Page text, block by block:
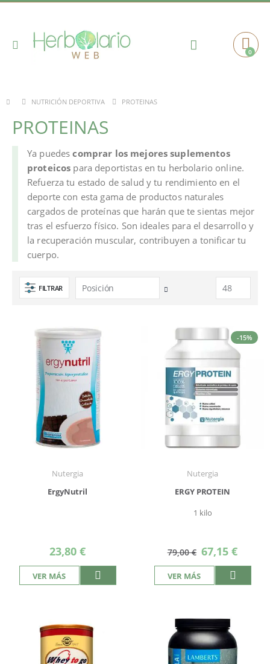
Toggle
Cart0
NUTRICIÓN DEPORTIVA PROTEINAS
PROTEINAS
Ya puedescomprar los mejores suplementos
proteicos para deportistas en tu herbolario online.
Refuerza tu estado de salud y tu rendimiento en el
deporte con esta gama de productos naturales
cargados de proteínas que harán que te sientas mejor
tras el esfuerzo físico. Son ideales para el desarrollo y
la recuperación muscular, contribuyen a tonificar tu
cuerpo.
FILTRAR
Fijar
Nutergia
ErgyNutril
23,80 €
VER MÁS
-15%
Nutergia
ERGY PROTEIN
1 kilo
79,00 € Precio
especial
67,15 €
VER MÁS